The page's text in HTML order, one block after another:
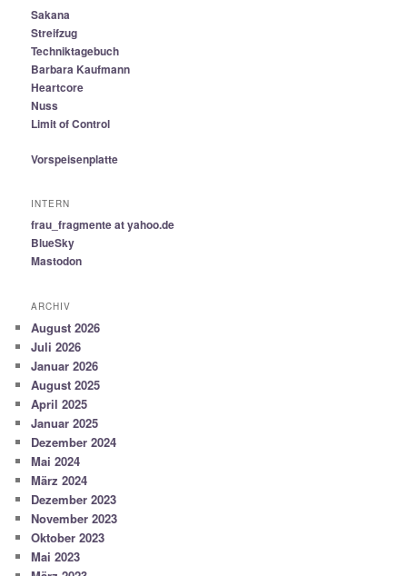
Sakana
Streifzug
Techniktagebuch
Barbara Kaufmann
Heartcore
Nuss
Limit of Control
Vorspeisenplatte
INTERN
frau_fragmente at yahoo.de
BlueSky
Mastodon
ARCHIV
August 2026
Juli 2026
Januar 2026
August 2025
April 2025
Januar 2025
Dezember 2024
Mai 2024
März 2024
Dezember 2023
November 2023
Oktober 2023
Mai 2023